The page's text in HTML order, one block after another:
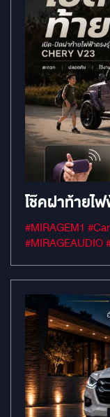
โช๊คฝาท้ายไ
V23
#MIRAGEM1 #Car Audio #เครื่องเสียงรถยนต์
#MIRAGEAUDIO #mirageaudioสำนักงานใหญ่